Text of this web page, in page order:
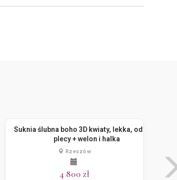
Suknia ślubna boho 3D kwiaty, lekka, odkryte
plecy + welon i halka
Rzeszów
4 800 zł